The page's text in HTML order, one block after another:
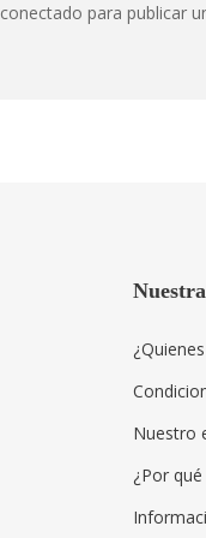
conectado para publicar
Nuestro
¿Por